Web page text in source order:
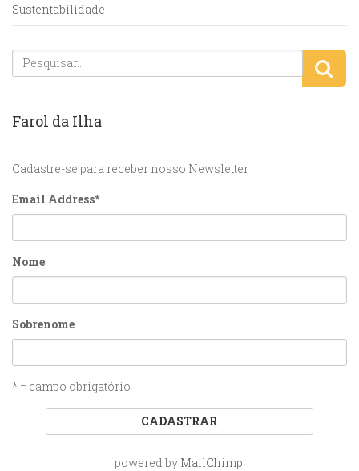
Sustentabilidade
Farol da Ilha
Cadastre-se para receber nosso Newsletter
Email Address*
Nome
Sobrenome
* = campo obrigatório
powered by MailChimp!